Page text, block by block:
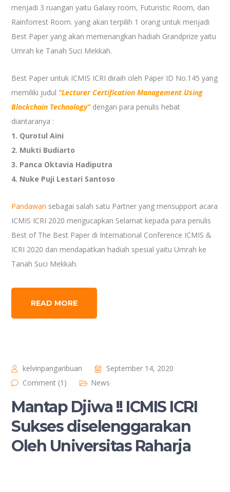
menjadi 3 ruangan yaitu Galaxy room, Futuristic Room, dan
Rainforrest Room. yang akan terpilih 1 orang untuk menjadi
Best Paper yang akan memenangkan hadiah Grandprize yaitu
Umrah ke Tanah Suci Mekkah.
Best Paper untuk ICMIS ICRI diraih oleh Paper ID No.145 yang
memiliki judul “Lecturer Certification Management Using
Blockchain Technology”dengan para penulis hebat
diantaranya :
1. Qurotul Aini
2. Mukti Budiarto
3. Panca Oktavia Hadiputra
4. Nuke Puji Lestari Santoso
Pandawan sebagai salah satu Partner yang mensupport acara
ICMIS ICRI 2020 mengucapkan Selamat kepada para penulis
Best of The Best Paper di International Conference ICMIS &
ICRI 2020 dan mendapatkan hadiah spesial yaitu Umrah ke
Tanah Suci Mekkah.
READ MORE
kelvinpangaribuan
September 14, 2020
Comment (1)
News
Mantap Djiwa !! ICMIS ICRI
Sukses diselenggarakan
Oleh Universitas Raharja